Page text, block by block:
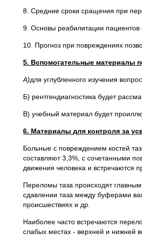
8. Средние сроки сращения при
9. Основы реабилитации
10. Прогноз при повреждениях
5. Вспомогательные материалы
А)для углубленного изучения
Б) рентгендиагностика будет
В) учебный материал будет
6. Материалы для контроля за
Больные с повреждением костей
составляют 3,3%, с сочетанными
движения человека и встречаются
Переломы таза происходят
сдавлении таза между буферами
происшествиях и др.
Наиболее часто встречаются
слабых местах - верхней и нижней